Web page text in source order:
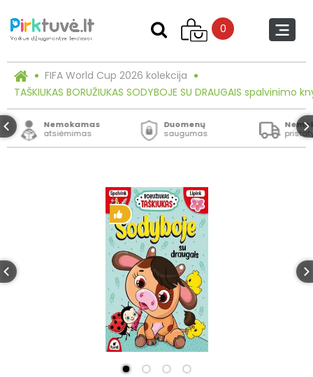
0
FIFA World Cup 2026 kolekcija
TAŠKIUKAS BORUŽIUKAS SODYBOJE SU DRAUGAIS
Nemokamas
atsiėmimas
Duomenų
saugumas